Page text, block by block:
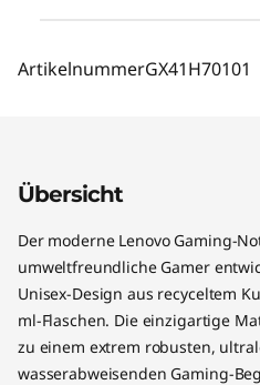
ArtikelnummerGX41H70101
Übersicht
Der moderne Lenovo Gaming-
umweltfreundliche Gamer
Unisex-Design aus recyceltem
ml-Flaschen. Die einzigartige
zu einem extrem robusten,
wasserabweisenden Gaming-